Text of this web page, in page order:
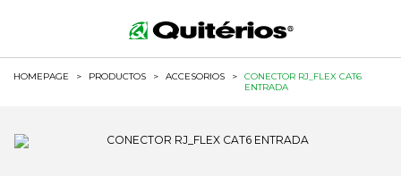
HOMEPAGE > PRODUCTOS > ACCESORIOS >
CONECTOR RJ_FLEX CAT6
ENTRADA